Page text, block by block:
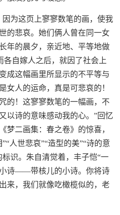
为这页上寥寥数笔的画，使我
的悲哀。她们俩人曾在同一女
年的晨夕，亲近地、平等地做
各自嫁人之后，就因了社会上
成这幅画里所显示的不平等与
女人的运命，真是可悲哀的！
的！这寥寥数笔的一幅画，不
以诗的意味感动我的心。”回忆
梦二画集：春之卷》的惊喜，
人世悲哀”“造型的美”“诗的意
识。朱自清觉着，丰子恺“一
诗——带核儿的小诗。你将诗
来，我们就像吃橄榄似的，老